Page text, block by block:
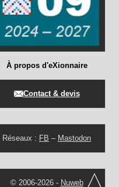
À propos d'eXionnaire
Contact & devis
Réseaux : FB – Mastodon
© 2006-2026 - Nuweb